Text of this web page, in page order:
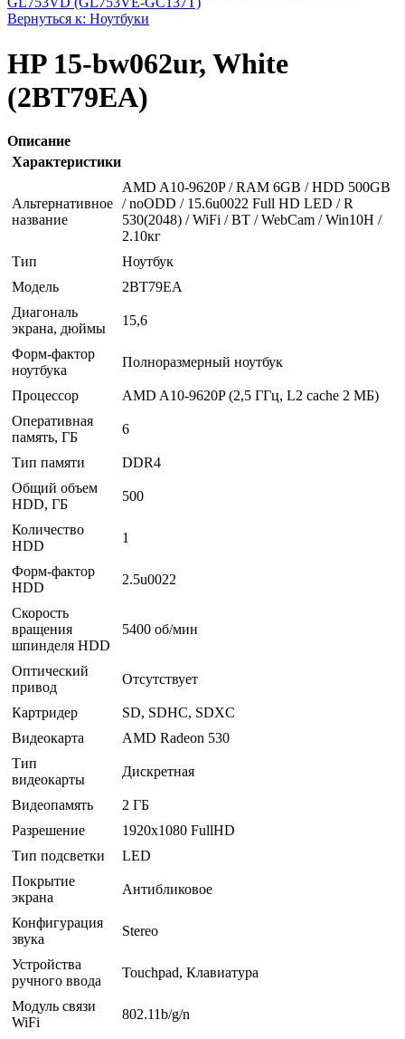
Вернуться к: Ноутбуки
HP 15-bw062ur, White
(2BT79EA)
Описание
Характеристики
Альтернативное
название
AMD A10-9620P / RAM 6GB / HDD 500GB
/ noODD / 15.6u0022 Full HD LED / R
530(2048) / WiFi / BT / WebCam / Win10H /
2.10кг
Тип
Ноутбук
Модель
2BT79EA
Диагональ
экрана, дюймы
15,6
Форм-фактор
ноутбука
Полноразмерный ноутбук
Процессор
AMD A10-9620P (2,5 ГГц, L2 cache 2 МБ)
Оперативная
память, ГБ
6
Тип памяти
DDR4
Общий объем
HDD, ГБ
500
Количество
HDD
1
Форм-фактор
HDD
2.5u0022
Скорость
вращения
шпинделя HDD
5400 об/мин
Оптический
привод
Отсутствует
Картридер
SD, SDHC, SDXC
Видеокарта
AMD Radeon 530
Тип
видеокарты
Дискретная
Видеопамять
2 ГБ
Разрешение
1920x1080 FullHD
Тип подсветки
LED
Покрытие
экрана
Антибликовое
Конфигурация
звука
Stereo
Устройства
ручного ввода
Touchpad, Клавиатура
Модуль связи
WiFi
802.11b/g/n